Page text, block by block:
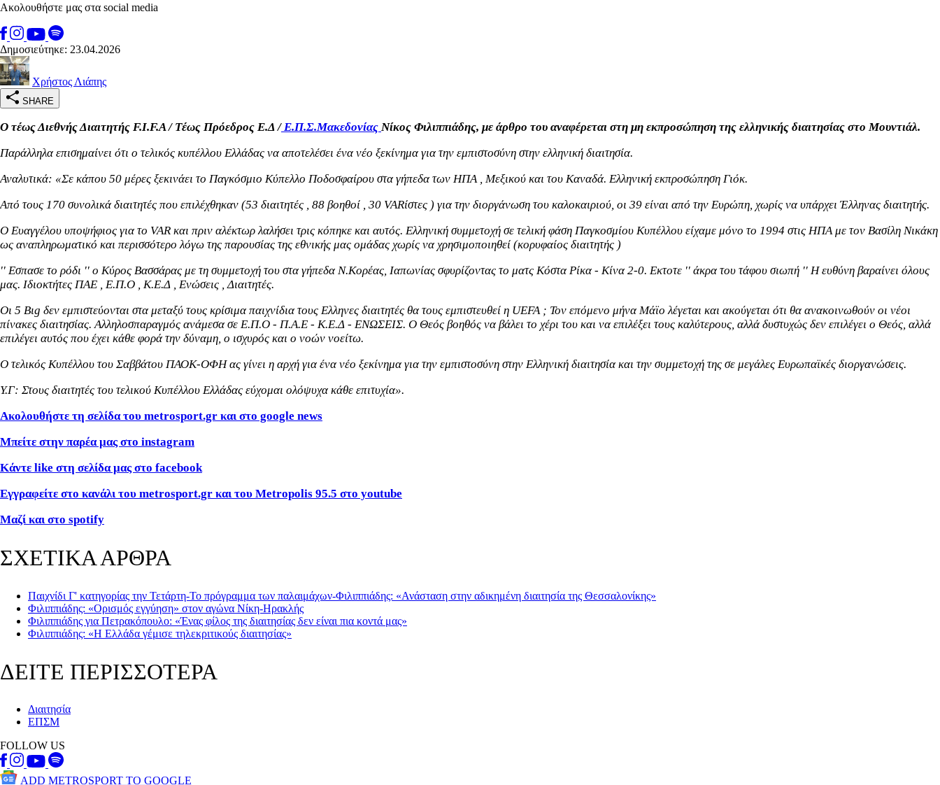
Ακολουθήστε μας στα social media
Δημοσιεύτηκε: 23.04.2026
Χρήστος Λιάπης
SHARE
Ο τέως Διεθνής Διαιτητής F.I.F.A / Tέως Πρόεδρος Ε.Δ /Ε.Π.Σ.Μακεδονίας Νίκος Φιλιππιάδης, με άρθρο του αναφέρεται στη μη εκπροσώπηση της ελληνικής διαιτησίας στο Μουντιάλ.
Παράλληλα επισημαίνει ότι ο τελικός κυπέλλου Ελλάδας να αποτελέσει ένα νέο ξεκίνημα για την εμπιστοσύνη στην ελληνική διαιτησία.
Αναλυτικά: «Σε κάπου 50 μέρες ξεκινάει το Παγκόσμιο Κύπελλο Ποδοσφαίρου στα γήπεδα των ΗΠΑ , Μεξικού και του Καναδά. Ελληνική εκπροσώπηση Γιόκ.
Από τους 170 συνολικά διαιτητές που επιλέχθηκαν (53 διαιτητές , 88 βοηθοί , 30 VARίστες ) για την διοργάνωση του καλοκαιριού, οι 39 είναι από την Ευρώπη, χωρίς να υπάρχει Έλληνας διαιτητής.
Ο Ευαγγέλου υποψήφιος για το VAR και πριν αλέκτωρ λαλήσει τρις κόπηκε και αυτός. Ελληνική συμμετοχή σε τελική φάση Παγκοσμίου Κυπέλλου είχαμε μόνο το 1994 στις ΗΠΑ με τον Βασίλη Νικάκη
ως αναπληρωματικό και περισσότερο λόγω της παρουσίας της εθνικής μας ομάδας χωρίς να χρησιμοποιηθεί (κορυφαίος διαιτητής )
'' Εσπασε το ρόδι '' ο Κύρος Βασσάρας με τη συμμετοχή του στα γήπεδα Ν.Κορέας, Ιαπωνίας σφυρίζοντας το ματς Κόστα Ρίκα - Κίνα 2-0. Eκτοτε '' άκρα του τάφου σιωπή '' Η ευθύνη βαραίνει όλους
μας. Ιδιοκτήτες ΠΑΕ , Ε.Π.Ο , Κ.Ε.Δ , Ενώσεις , Διαιτητές.
Οι 5 Βιg δεν εμπιστεύονται στα μεταξύ τους κρίσιμα παιχνίδια τους Ελληνες διαιτητές θα τους εμπιστευθεί η UEFA ; Τον επόμενο μήνα Μάϊο λέγεται και ακούγεται ότι θα ανακοινωθούν οι νέοι
πίνακες διαιτησίας. Αλληλοσπαραγμός ανάμεσα σε Ε.Π.Ο - Π.Α.Ε - Κ.Ε.Δ - ΕΝΩΣΕΙΣ. Ο Θεός βοηθός να βάλει το χέρι του και να επιλέξει τους καλύτερους, αλλά δυστυχώς δεν επιλέγει ο Θεός, αλλά
επιλέγει αυτός που έχει κάθε φορά την δύναμη, ο ισχυρός και ο νοών νοείτω.
Ο τελικός Κυπέλλου του Σαββάτου ΠΑΟΚ-ΟΦΗ ας γίνει η αρχή για ένα νέο ξεκίνημα για την εμπιστοσύνη στην Ελληνική διαιτησία και την συμμετοχή της σε μεγάλες Ευρωπαϊκές διοργανώσεις.
Υ.Γ: Στους διαιτητές του τελικού Κυπέλλου Ελλάδας εύχομαι ολόψυχα κάθε επιτυχία».
Ακολουθήστε τη σελίδα του metrosport.gr και στο google news
Μπείτε στην παρέα μας στο instagram
Κάντε like στη σελίδα μας στο facebook
Εγγραφείτε στο κανάλι του metrosport.gr και του Metropolis 95.5 στο youtube
Μαζί και στο spotify
ΣΧΕΤΙΚΑ ΑΡΘΡΑ
Παιχνίδι Γ' κατηγορίας την Τετάρτη-Το πρόγραμμα των παλαιμάχων-Φιλιππιάδης: «Ανάσταση στην αδικημένη διαιτησία της Θεσσαλονίκης»
Φιλιππιάδης: «Ορισμός εγγύηση» στον αγώνα Νίκη-Ηρακλής
Φιλιππιάδης για Πετρακόπουλο: «Ένας φίλος της διαιτησίας δεν είναι πια κοντά μας»
Φιλιππιάδης: «Η Ελλάδα γέμισε τηλεκριτικούς διαιτησίας»
ΔΕΙΤΕ ΠΕΡΙΣΣΟΤΕΡΑ
Διαιτησία
ΕΠΣΜ
FOLLOW US
ADD METROSPORT TO GOOGLE